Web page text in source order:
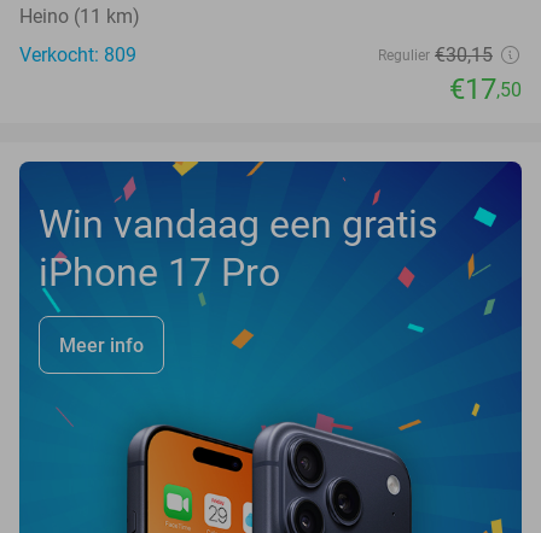
Heino (11 km)
Verkocht: 809
Regulier €30,15
€17,50
Win vandaag een gratis
iPhone 17 Pro
Meer info